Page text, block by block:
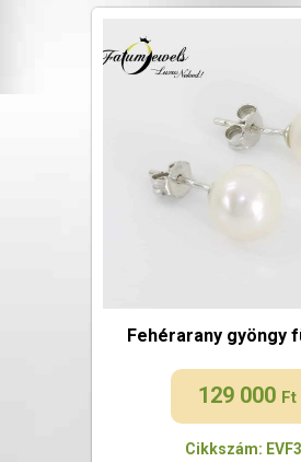
Fehérarany gyöngy
129 000 Ft
Cikkszám: